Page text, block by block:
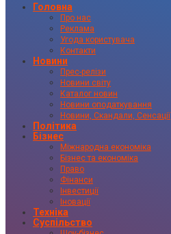
Головна
Про нас
Реклама
Угода користувача
Контакти
Новини
Прес-релізи
Новини світу
Каталог новин
Новини оподаткування
Новини, Скандали, Сенсації
Політика
Бізнес
Міжнародна економіка
Бізнес та економіка
Право
Фінанси
Інвестиції
Іновації
Техніка
Суспільство